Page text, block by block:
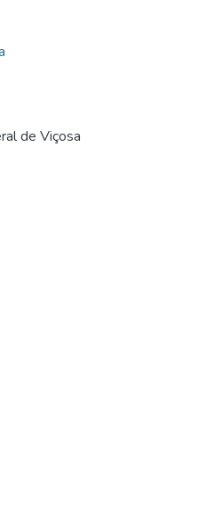
de Viçosa